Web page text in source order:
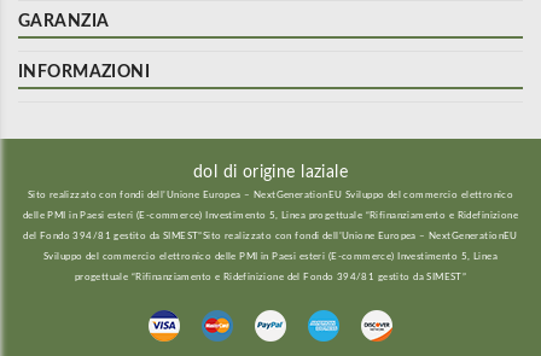
GARANZIA
INFORMAZIONI
dol di origine laziale
Sito realizzato con fondi dell’Unione Europea – NextGenerationEU Sviluppo del commercio elettronico
delle PMI in Paesi esteri (E-commerce) Investimento 5, Linea progettuale “Rifinanziamento e Ridefinizione
del Fondo 394/81 gestito da SIMEST”Sito realizzato con fondi dell’Unione Europea – NextGenerationEU
Sviluppo del commercio elettronico delle PMI in Paesi esteri (E-commerce) Investimento 5, Linea
progettuale “Rifinanziamento e Ridefinizione del Fondo 394/81 gestito da SIMEST”